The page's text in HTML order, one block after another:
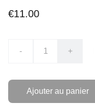
€11.00
- +
Ajouter au panier